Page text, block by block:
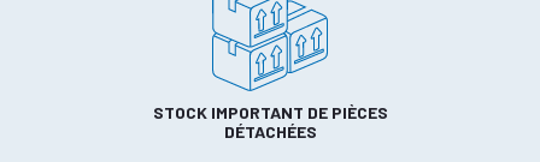
STOCK IMPORTANT DE PIÈCES
DÉTACHÉES